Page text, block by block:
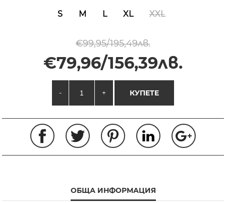
S M L XL XXL
€99,95/195,49лв.
€79,96/156,39лв.
- + КУПЕТЕ
ОБЩА ИНФОРМАЦИЯ